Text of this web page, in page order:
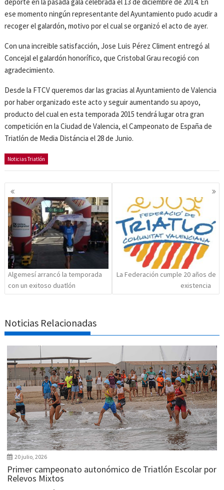
ese momento ningún representante del Ayuntamiento pudo acudir a
recoger el galardón, motivo por el cual se organizó el acto de ayer.
Con una increible satisfacción, Jose Luis Pérez Climent entregó al
Concejal el galardón honorífico, que Cristobal Grau recogió con
agradecimiento.
Desde la FTCV queremos dar las gracias al Ayuntamiento de Valencia
por haber organizado este acto y seguir aumentando su apoyo,
producto del cual en esta temporada 2015 tendrá lugar otra gran
competición en la Ciudad de Valencia, el Campeonato de España de
Triatlón de Media Distáncia el 28 de Junio.
Noticias Triatlón
Navegación
de
entradas
Algemesí arrancó la temporada
con un exitoso duatlón
La Federación cumple 20 años de
existencia
Noticias Relacionadas
20 julio, 2026
Primer campeonato autonómico de Triatlón Escolar por
Relevos Mixtos